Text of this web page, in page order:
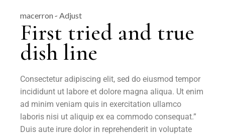
macerron Adjust
First tried and true
dish line
Consectetur adipiscing elit, sed do eiusmod tempor
incididunt ut labore et dolore magna aliqua. Ut enim
ad minim veniam quis in exercitation ullamco
laboris nisi ut aliquip ex ea commodo consequat.”
Duis aute irure dolor in reprehenderit in voluptate